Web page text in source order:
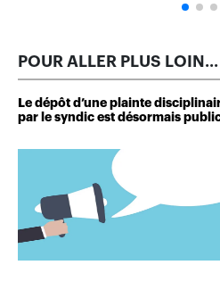
POUR ALLER PLUS LOIN...
Le dépôt d’une plainte
par le syndic est désormais